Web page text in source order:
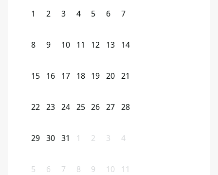
1 2 3 4 5 6 7
8 9 10 11 12 13 14
15 16 17 18 19 20 21
22 23 24 25 26 27 28
29 30 31 1 2 3 4
5 6 7 8 9 10 11